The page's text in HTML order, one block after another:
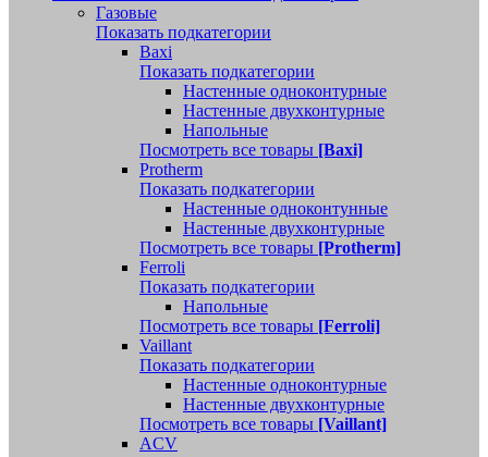
Газовые
Показать подкатегории
Baxi
Показать подкатегории
Настенные одноконтурные
Настенные двухконтурные
Напольные
Посмотреть все товары [Baxi]
Protherm
Показать подкатегории
Настенные одноконтунные
Настенные двухконтурные
Посмотреть все товары [Protherm]
Ferroli
Показать подкатегории
Напольные
Посмотреть все товары [Ferroli]
Vaillant
Показать подкатегории
Настенные одноконтурные
Настенные двухконтурные
Посмотреть все товары [Vaillant]
ACV